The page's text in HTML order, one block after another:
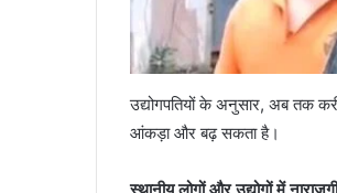
उद्योगपतियों के अनुसार, अब तक
आंकड़ा और बढ़ सकता है।